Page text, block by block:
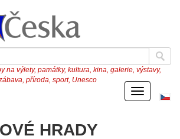
na výlety, památky, kultura, kina, galerie, výstavy,
příroda, sport, Unesco
Menu
HRADY